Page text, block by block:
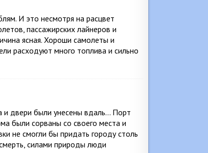
И это несмотря на расцвет
пассажирских лайнеров и
ясная. Хороши самолеты и
расходуют много топлива и сильно
и двери были унесены вдаль… Порт
были сорваны со своего места и
не смогли бы придать городу столь
силами природы люди